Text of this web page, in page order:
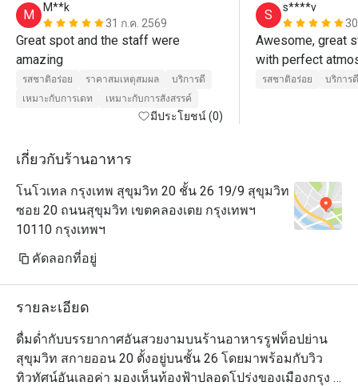
M
M**k
31 ก.ค. 2569
Great spot and the staff were
รสชาติอร่อย ราคาสมเหตุสมผล
บริการดี
เหมาะกับการเดท
เหมาะกับการสังสรรค์
มีประโยชน์ (0)
S
s****v
Awesome, great
with perfect
รสชาติอร่อย บริการดี
เกี่ยวกับร้านอาหาร
โนโวเทล กรุงเทพ สุขุมวิท 20 ชั้น 26 19/9 สุขุมวิท
ซอย 20 ถนนสุขุมวิท เขตคลองเตย กรุงเทพฯ
10110 กรุงเทพฯ
คัดลอกที่อยู่
รายละเอียด
ดื่มด่ำกับบรรยากาศอันสวยงามบนร้านอาหารรูฟท็อปย่าน
สุขุมวิท สกายออน 20 ตั้งอยู่บนชั้น 26 โดยมาพร้อมกับวิว
ทิวทัศน์อันเลอค่า มองเห็นท้องฟ้าปลอดโปร่งของเมืองกรุง